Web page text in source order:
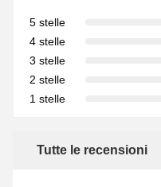
5 stelle
4 stelle
3 stelle
2 stelle
1 stelle
Tutte le recensioni